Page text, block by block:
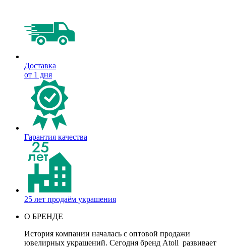
Доставка
от 1 дня
Гарантия качества
25 лет продаём украшения
О БРЕНДЕ
История компании началась с оптовой продажи
ювелирных украшений. Сегодня бренд Atoll развивает